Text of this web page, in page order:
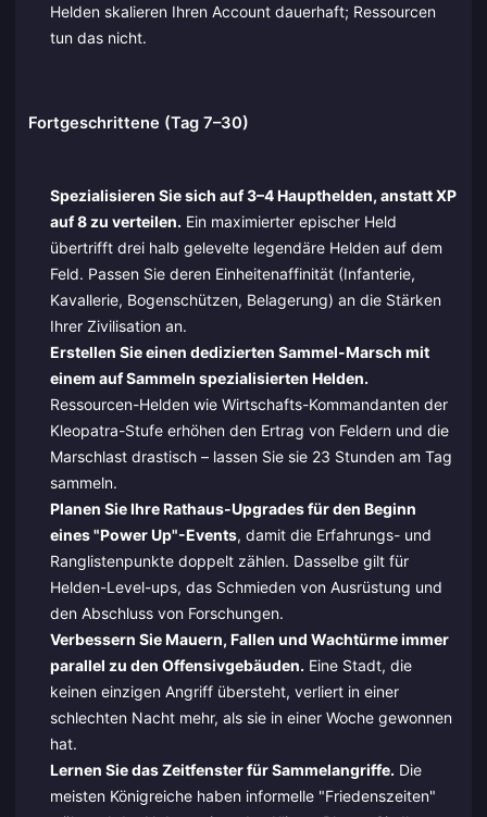
Helden skalieren Ihren Account dauerhaft; Ressourcen
tun das nicht.
Fortgeschrittene (Tag 7–30)
Spezialisieren Sie sich auf 3–4 Haupthelden, anstatt XP
auf 8 zu verteilen. Ein maximierter epischer Held
übertrifft drei halb gelevelte legendäre Helden auf dem
Feld. Passen Sie deren Einheitenaffinität (Infanterie,
Kavallerie, Bogenschützen, Belagerung) an die Stärken
Ihrer Zivilisation an.
Erstellen Sie einen dedizierten Sammel-Marsch mit
einem auf Sammeln spezialisierten Helden.
Ressourcen-Helden wie Wirtschafts-Kommandanten der
Kleopatra-Stufe erhöhen den Ertrag von Feldern und die
Marschlast drastisch – lassen Sie sie 23 Stunden am Tag
sammeln.
Planen Sie Ihre Rathaus-Upgrades für den Beginn
eines "Power Up"-Events, damit die Erfahrungs- und
Ranglistenpunkte doppelt zählen. Dasselbe gilt für
Helden-Level-ups, das Schmieden von Ausrüstung und
den Abschluss von Forschungen.
Verbessern Sie Mauern, Fallen und Wachtürme immer
parallel zu den Offensivgebäuden. Eine Stadt, die
keinen einzigen Angriff übersteht, verliert in einer
schlechten Nacht mehr, als sie in einer Woche gewonnen
hat.
Lernen Sie das Zeitfenster für Sammelangriffe. Die
meisten Königreiche haben informelle "Friedenszeiten"